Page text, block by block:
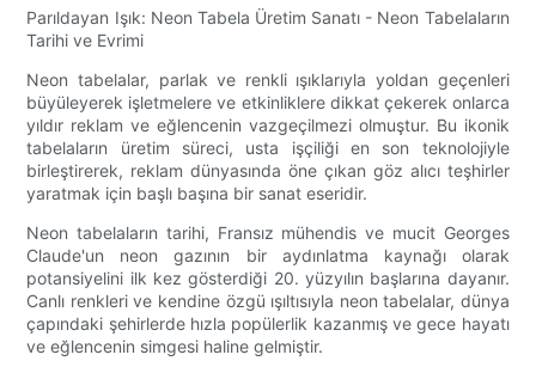
Parıldayan Işık: Neon Tabela Üretim Sanatı - Neon Tabelaların
Tarihi ve Evrimi
Neon tabelalar, parlak ve renkli ışıklarıyla yoldan geçenleri
büyüleyerek işletmelere ve etkinliklere dikkat çekerek onlarca
yıldır reklam ve eğlencenin vazgeçilmezi olmuştur. Bu ikonik
tabelaların üretim süreci, usta işçiliği en son teknolojiyle
birleştirerek, reklam dünyasında öne çıkan göz alıcı teşhirler
yaratmak için başlı başına bir sanat eseridir.
Neon tabelaların tarihi, Fransız mühendis ve mucit Georges
Claude'un neon gazının bir aydınlatma kaynağı olarak
potansiyelini ilk kez gösterdiği 20. yüzyılın başlarına dayanır.
Canlı renkleri ve kendine özgü ışıltısıyla neon tabelalar, dünya
çapındaki şehirlerde hızla popülerlik kazanmış ve gece hayatı
ve eğlencenin simgesi haline gelmiştir.